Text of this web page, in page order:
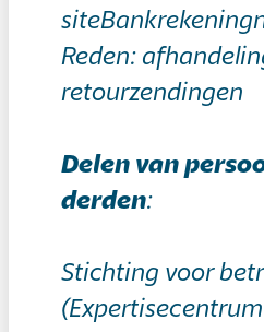
Reden:
retourzendingen
Delen van
derden:
Stichting voor